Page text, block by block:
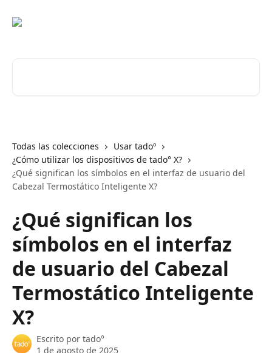
Todas las colecciones
Usar tadoº
¿Cómo utilizar los dispositivos de tado° X?
¿Qué significan los símbolos en el interfaz de usuario del
Cabezal Termostático Inteligente X?
¿Qué significan los
símbolos en el interfaz
de usuario del Cabezal
Termostático Inteligente
X?
Escrito por tado°
1 de agosto de 2025